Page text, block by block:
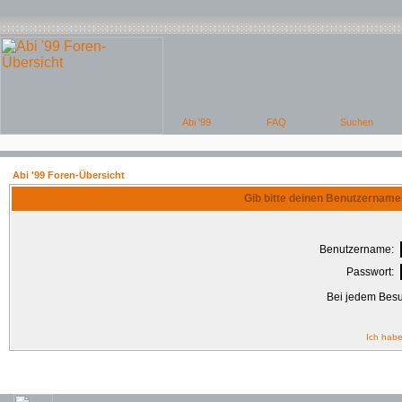
Abi '99 Foren-Übersicht
Gib bitte deinen
Benutzername:
Passwort:
Bei jedem
Ich